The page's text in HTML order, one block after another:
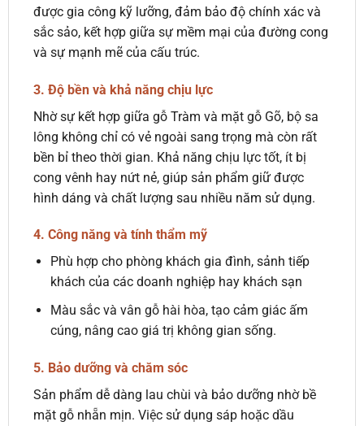
được gia công kỹ lưỡng, đảm bảo độ chính xác và
sắc sảo, kết hợp giữa sự mềm mại của đường cong
và sự mạnh mẽ của cấu trúc.
3. Độ bền và khả năng chịu lực
Nhờ sự kết hợp giữa gỗ Tràm và mặt gỗ Gõ, bộ sa
lông không chỉ có vẻ ngoài sang trọng mà còn rất
bền bỉ theo thời gian. Khả năng chịu lực tốt, ít bị
cong vênh hay nứt nẻ, giúp sản phẩm giữ được
hình dáng và chất lượng sau nhiều năm sử dụng.
4. Công năng và tính thẩm mỹ
Phù hợp cho phòng khách gia đình, sảnh tiếp
khách của các doanh nghiệp hay khách sạn
Màu sắc và vân gỗ hài hòa, tạo cảm giác ấm
cúng, nâng cao giá trị không gian sống.
5. Bảo dưỡng và chăm sóc
Sản phẩm dễ dàng lau chùi và bảo dưỡng nhờ bề
mặt gỗ nhẵn mịn. Việc sử dụng sáp hoặc dầu